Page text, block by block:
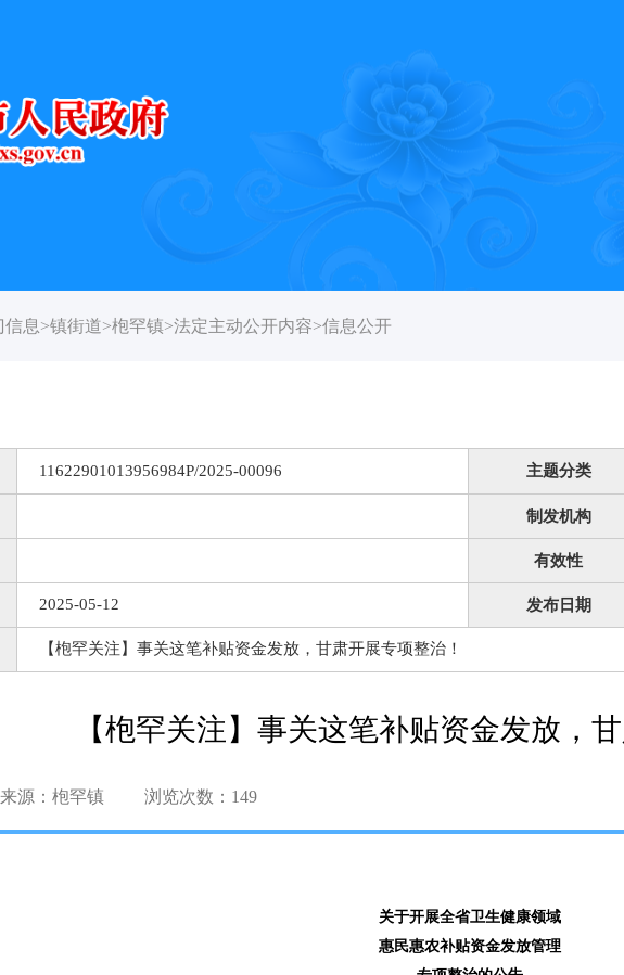
信息>镇街道>枹罕镇>法定主动公开内容>信息公开
11622901013956984P/2025-00096 主题分类
制发机构
有效性
2025-05-12 发布日期
【枹罕关注】事关这笔补贴资金发放，甘肃开展专项整治！
【枹罕关注】事关这笔补贴资金发放，
来源：枹罕镇 浏览次数： 149
关于开展全省卫生健康领域
惠民惠农补贴资金发放管理